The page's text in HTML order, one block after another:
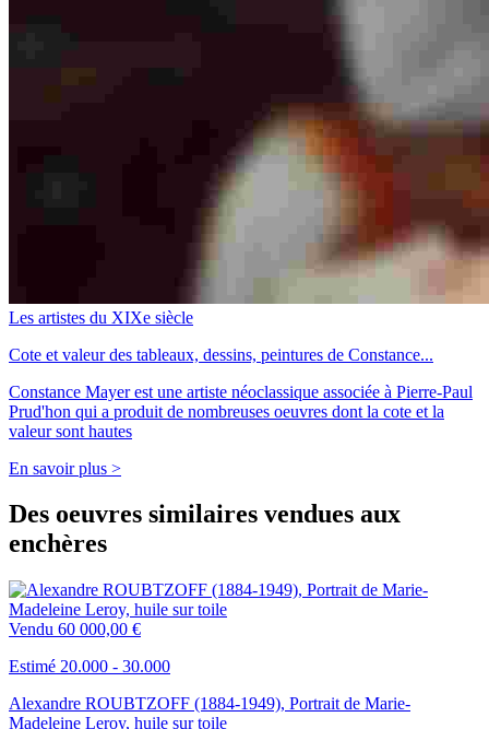
Les artistes du XIXe siècle
Cote et valeur des tableaux, dessins, peintures de Constance...
Constance Mayer est une artiste néoclassique associée à Pierre-Paul
Prud'hon qui a produit de nombreuses oeuvres dont la cote et la
valeur sont hautes
En savoir plus >
Des oeuvres similaires vendues aux
enchères
Vendu 60 000,00 €
Estimé 20.000 - 30.000
Alexandre ROUBTZOFF (1884-1949), Portrait de Marie-
Madeleine Leroy, huile sur toile